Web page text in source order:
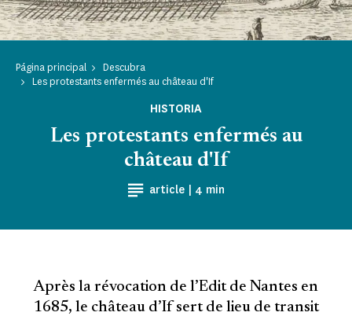
Página principal
Descubra
Les protestants enfermés au château d'If
HISTORIA
article | Tiempo de lectura
4 min
Les protestants enfermés au
château d'If
Après la révocation de l’Edit de Nantes en
1685, le château d’If sert de lieu de transit